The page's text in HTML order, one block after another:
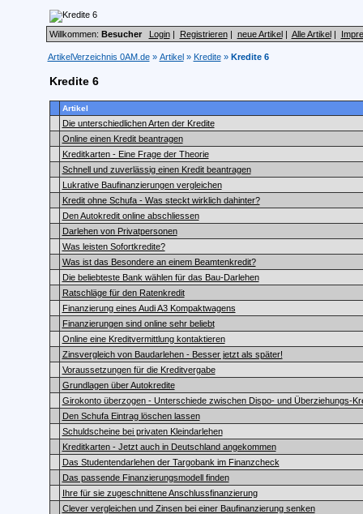
Willkommen: Besucher Login| Registrieren| neue Artikel| Alle Artikel|
ArtikelVerzeichnis 0AM.de» Artikel» Kredite» Kredite 6
Kredite 6
Artikel
Die unterschiedlichen Arten der Kredite
Online einen Kredit beantragen
Kreditkarten - Eine Frage der Theorie
Schnell und zuverlässig einen Kredit beantragen
Lukrative Baufinanzierungen vergleichen
Kredit ohne Schufa - Was steckt wirklich dahinter?
Den Autokredit online abschliessen
Darlehen von Privatpersonen
Was leisten Sofortkredite?
Was ist das Besondere an einem Beamtenkredit?
Die beliebteste Bank wählen für das Bau-Darlehen
Ratschläge für den Ratenkredit
Finanzierung eines Audi A3 Kompaktwagens
Finanzierungen sind online sehr beliebt
Online eine Kreditvermittlung kontaktieren
Zinsvergleich von Baudarlehen - Besser jetzt als später!
Voraussetzungen für die Kreditvergabe
Grundlagen über Autokredite
Girokonto überzogen - Unterschiede zwischen Dispo- und Überziehungs-
Den Schufa Eintrag löschen lassen
Schuldscheine bei privaten Kleindarlehen
Kreditkarten - Jetzt auch in Deutschland angekommen
Das Studentendarlehen der Targobank im Finanzcheck
Das passende Finanzierungsmodell finden
Ihre für sie zugeschnittene Anschlussfinanzierung
Clever vergleichen und Zinsen bei einer Baufinanzierung senken